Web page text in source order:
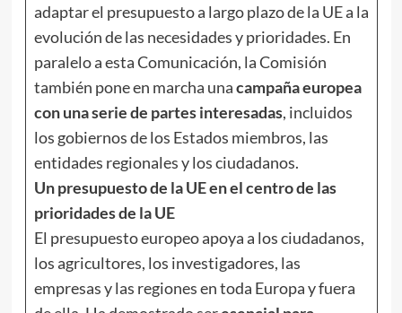
adaptar el presupuesto a largo plazo de la UE a la
evolución de las necesidades y prioridades. En
paralelo a esta Comunicación, la Comisión
también pone en marcha unacampaña europea
con una serie de partes interesadas, incluidos
los gobiernos de los Estados miembros, las
entidades regionales y los ciudadanos.
Un presupuesto de la UE en el centro de las
prioridades de la UE
El presupuesto europeo apoya a los ciudadanos,
los agricultores, los investigadores, las
empresas y las regiones en toda Europa y fuera